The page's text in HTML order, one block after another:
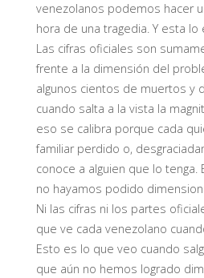
venezolanos podemos hacer
hora de una tragedia. Y esta lo
Las cifras oficiales son
frente a la dimensión del
algunos cientos de muertos y
cuando salta a la vista la
eso se calibra porque cada
familiar perdido o,
conoce a alguien que lo tenga.
no hayamos podido
Ni las cifras ni los partes
que ve cada venezolano
Esto es lo que veo cuando
que aún no hemos logrado